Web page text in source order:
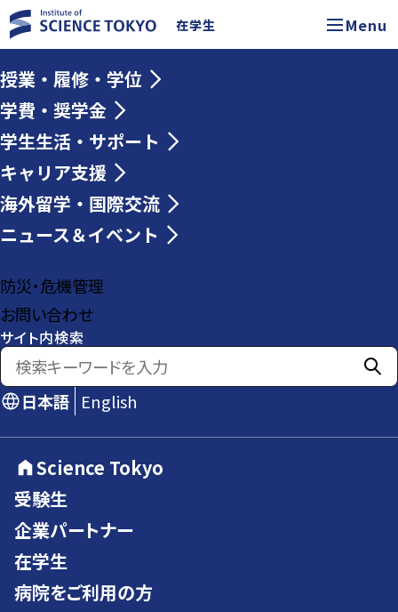
在学生 Menu
授業・履修・学位
学費・奨学金
学生生活・サポート
キャリア支援
海外留学・国際交流
ニュース＆イベント
防災・危機管理
お問い合わせ
サイト内検索
日本語 English
Science Tokyo
受験生
企業パートナー
在学生
病院をご利用の方